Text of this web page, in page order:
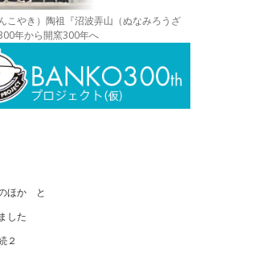
こやき）陶祖『沼波弄山（ぬなみろうざ
年から開窯300年へ
ほか と
した
２